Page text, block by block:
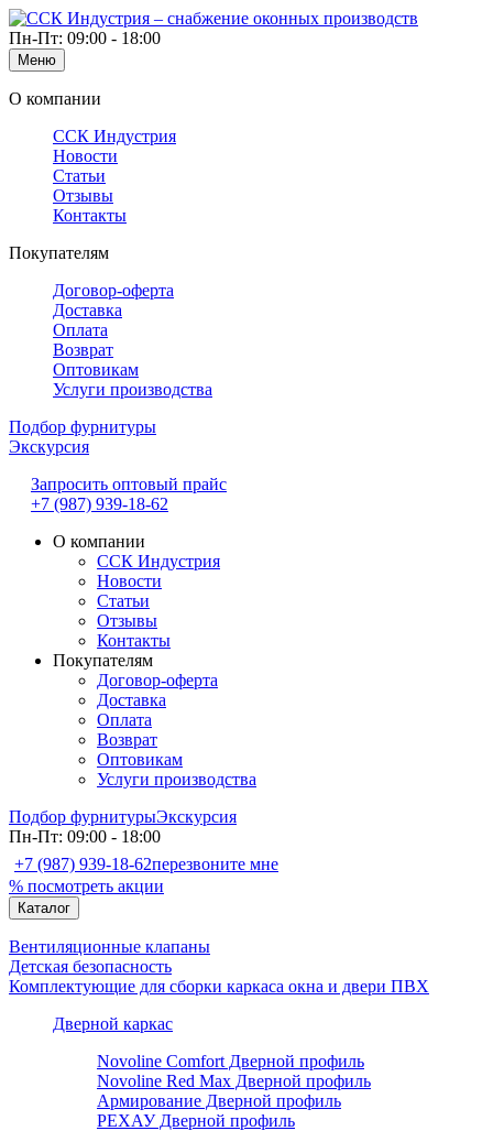
Пн-Пт: 09:00 - 18:00
Меню
О компании
ССК Индустрия
Новости
Статьи
Отзывы
Контакты
Покупателям
Договор-оферта
Доставка
Оплата
Возврат
Оптовикам
Услуги производства
Подбор фурнитуры
Экскурсия
Запросить оптовый прайс
+7 (987) 939-18-62
О компании
ССК Индустрия
Новости
Статьи
Отзывы
Контакты
Покупателям
Договор-оферта
Доставка
Оплата
Возврат
Оптовикам
Услуги производства
Подбор фурнитурыЭкскурсия
Пн-Пт: 09:00 - 18:00
+7 (987) 939-18-62перезвоните мне
% посмотреть акции
Каталог
Вентиляционные клапаны
Детская безопасность
Комплектующие для сборки каркаса окна и двери ПВХ
Дверной каркас
Novoline Comfort Дверной профиль
Novoline Red Мax Дверной профиль
Армирование Дверной профиль
РЕХАУ Дверной профиль